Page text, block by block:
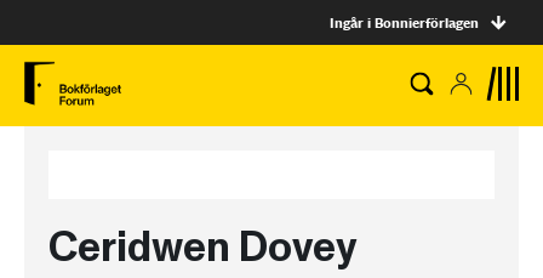
Ingår i Bonnierförlagen
Ceridwen Dovey